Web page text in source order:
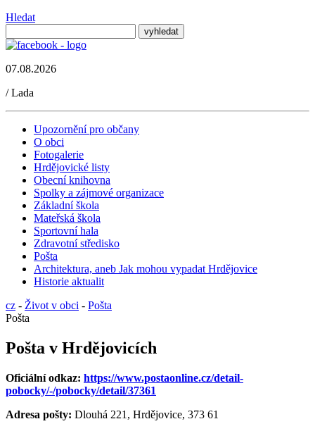
Hledat
07.08.2026
/Lada
Upozornění pro občany
O obci
Fotogalerie
Hrdějovické listy
Obecní knihovna
Spolky a zájmové organizace
Základní škola
Mateřská škola
Sportovní hala
Zdravotní středisko
Pošta
Architektura, aneb Jak mohou vypadat Hrdějovice
Historie aktualit
cz - Život v obci - Pošta
Pošta
Pošta v Hrdějovicích
Oficiální odkaz: https://www.postaonline.cz/detail-
pobocky/-/pobocky/detail/37361
Adresa pošty: Dlouhá 221, Hrdějovice, 373 61